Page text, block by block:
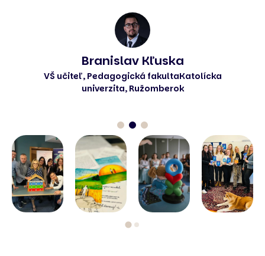
Jana Urbanová
Zástupkyňa riaditeľky na ZŠ Bystrická cesta,
Ružomberok